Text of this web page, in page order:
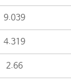
9.039
4.319
2.66